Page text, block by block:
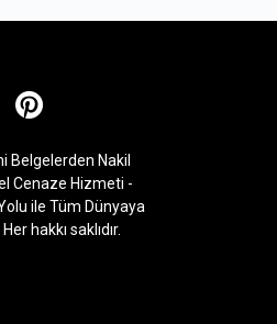
Belgelerden Nakil
Cenaze Hizmeti -
ile Tüm Dünyaya
hakkı saklıdır.